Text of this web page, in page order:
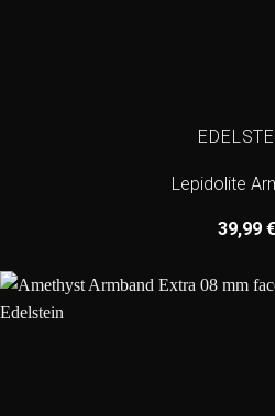
Lepidolite
39,99 €